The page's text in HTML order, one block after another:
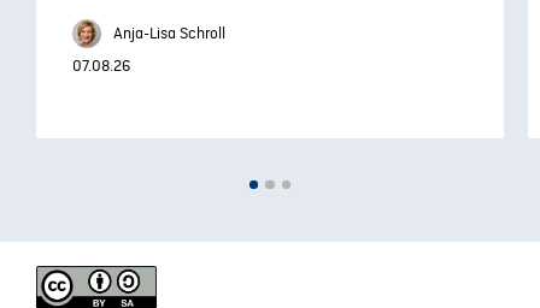
Anja-Lisa Schroll
07.08.26